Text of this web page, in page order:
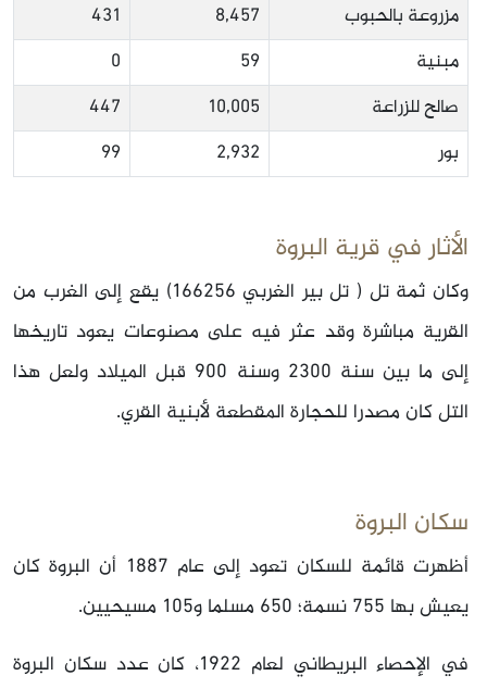
مزروعة بالحبوب
8,457
431
مبنية
59
0
صالح للزراعة
10,005
447
بور
2,932
99
الأثار في قرية البروة
وكان ثمة تل ( تل بير الغربي 166256) يقع إلى الغرب من
القرية مباشرة وقد عثر فيه على مصنوعات يعود تاريخها
إلى ما بين سنة 2300 وسنة 900 قبل الميلاد ولعل هذا
التل كان مصدرا للحجارة المقطعة لأبنية القري.
سكان البروة
أظهرت قائمة للسكان تعود إلى عام 1887 أن البروة كان
يعيش بها 755 نسمة؛ 650 مسلما و105 مسيحيين.
في الإحصاء البريطاني لعام 1922، كان عدد سكان البروة